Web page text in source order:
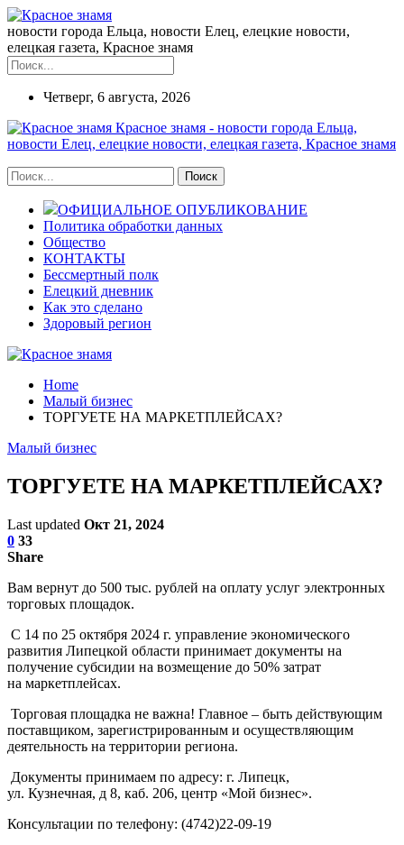
новости города Ельца, новости Елец, елецкие новости,
елецкая газета, Красное знамя
Четверг, 6 августа, 2026
Красное знамя - новости города Ельца,
новости Елец, елецкие новости, елецкая газета, Красное знамя
ОФИЦИАЛЬНОЕ ОПУБЛИКОВАНИЕ
Политика обработки данных
Общество
КОНТАКТЫ
Бессмертный полк
Елецкий дневник
Как это сделано
Здоровый регион
Home
Малый бизнес
ТОРГУЕТЕ НА МАРКЕТПЛЕЙСАХ?
Малый бизнес
ТОРГУЕТЕ НА МАРКЕТПЛЕЙСАХ?
Last updated Окт 21, 2024
0 33
Share
Вам вернут до 500 тыс. рублей на оплату услуг электронных
торговых площадок.
С 14 по 25 октября 2024 г. управление экономического
развития Липецкой области принимает документы на
получение субсидии на возмещение до 50% затрат
на маркетплейсах.
Торговая площадка не важна! Главное – быть действующим
поставщиком, зарегистрированным и осуществляющим
деятельность на территории региона.
Документы принимаем по адресу: г. Липецк,
ул. Кузнечная, д 8, каб. 206, центр «Мой бизнес».
Консультации по телефону: (4742)22-09-19